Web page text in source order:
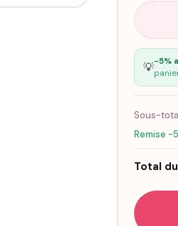
💡-5%
Sous-
Remise -
Total